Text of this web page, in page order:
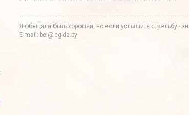
Я обещала быть хорошей, но если услышите стрельбу -
E-mail: bel@egida.by